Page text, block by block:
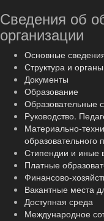
Сведения об
организации
Основные
Структура и
Документы
Образование
Образовательные
Руководство.
Материально-
образовательного
Стипендии и иные
Платные
Финансово-
Вакантные места
Доступная среда
Международное